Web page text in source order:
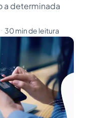
a determinada
・ 30 min de leitura